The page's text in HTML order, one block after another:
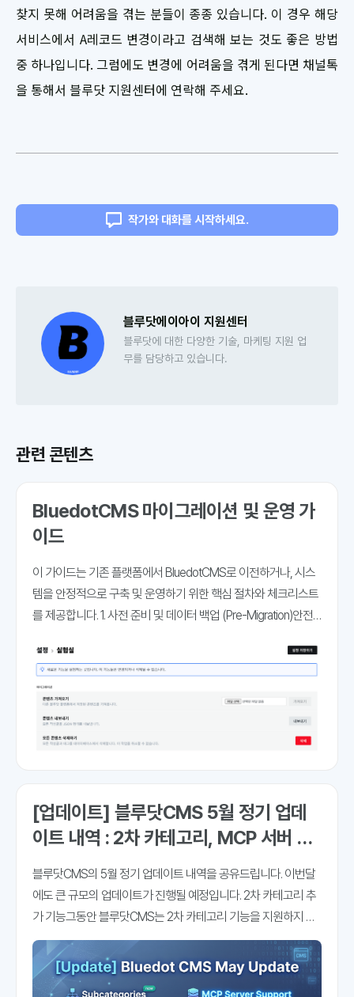
찾지 못해 어려움을 겪는 분들이 종종 있습니다. 이 경우 해당
서비스에서 A레코드 변경이라고 검색해 보는 것도 좋은 방법
중 하나입니다. 그럼에도 변경에 어려움을 겪게 된다면 채널톡
을 통해서 블루닷 지원센터에 연락해 주세요.
작가와 대화를 시작하세요.
블루닷에이아이 지원센터
블루닷에 대한 다양한 기술, 마케팅 지원 업
무를 담당하고 있습니다.
관련 콘텐츠
BluedotCMS 마이그레이션 및 운영 가
이드
이 가이드는 기존 플랫폼에서 BluedotCMS로 이전하거나, 시스
템을 안정적으로 구축 및 운영하기 위한 핵심 절차와 체크리스트
를 제공합니다. 1. 사전 준비 및 데이터 백업 (Pre-Migration)안전
업하고 사이트 구조를 분석해야 합니다. 콘텐츠 내보내기
[업데이트] 블루닷CMS 5월 정기 업데
이트 내역 : 2차 카테고리, MCP 서버 기
능 지원 등
블루닷CMS의 5월 정기 업데이트 내역을 공유드립니다. 이번달
에도 큰 규모의 업데이트가 진행될 예정입니다. 2차 카테고리 추
가 기능그동안 블루닷CMS는 2차 카테고리 기능을 지원하지 않
았습니다. 쉽게 말해, 카테고리 아래 하위 카테고리를 설정하는
기능이 없었는데요. 이번에 추가를 완료하게 됐습니다. 일단 기능
은 바로 사용하실 수